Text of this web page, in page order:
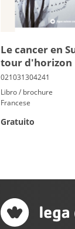
Le can­cer en
tour d'ho­ri­zon
Libro / brochure
Francese
Gratuito